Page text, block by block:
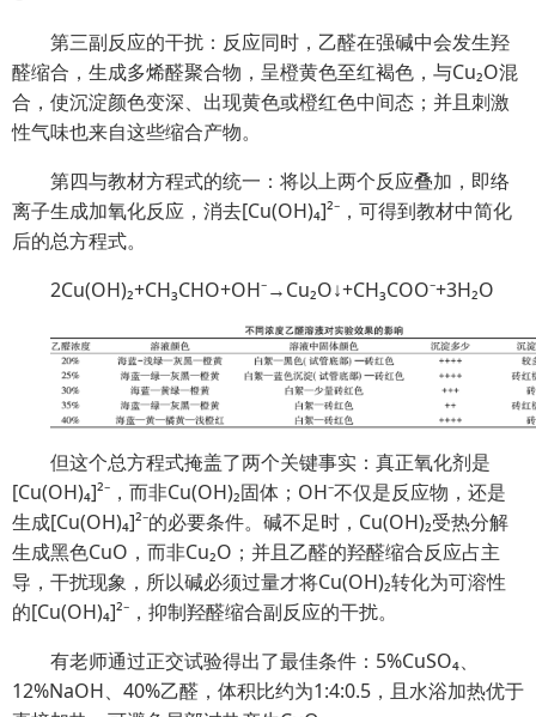
第三副反应的干扰：反应同时，乙醛在强碱中会发生羟
醛缩合，生成多烯醛聚合物，呈橙黄色至红褐色，与Cu₂O混
合，使沉淀颜色变深、出现黄色或橙红色中间态；并且刺激
性气味也来自这些缩合产物。
第四与教材方程式的统一：将以上两个反应叠加，即络
离子生成加氧化反应，消去[Cu(OH)₄]²⁻，可得到教材中简化
后的总方程式。
2Cu(OH)₂+CH₃CHO+OH⁻→Cu₂O↓+CH₃COO⁻+3H₂O
但这个总方程式掩盖了两个关键事实：真正氧化剂是
[Cu(OH)₄]²⁻，而非Cu(OH)₂固体；OH⁻不仅是反应物，还是
生成[Cu(OH)₄]²⁻的必要条件。碱不足时，Cu(OH)₂受热分解
生成黑色CuO，而非Cu₂O；并且乙醛的羟醛缩合反应占主
导，干扰现象，所以碱必须过量才将Cu(OH)₂转化为可溶性
的[Cu(OH)₄]²⁻，抑制羟醛缩合副反应的干扰。
有老师通过正交试验得出了最佳条件：5%CuSO₄、
12%NaOH、40%乙醛，体积比约为1:4:0.5，且水浴加热优于